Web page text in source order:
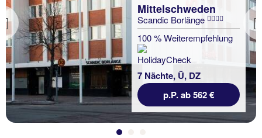
Previous
Mittelschweden
Scandic Borlänge
100 % Weiterempfehlung
7 Nächte, Ü, DZ
p.P. ab 562 €